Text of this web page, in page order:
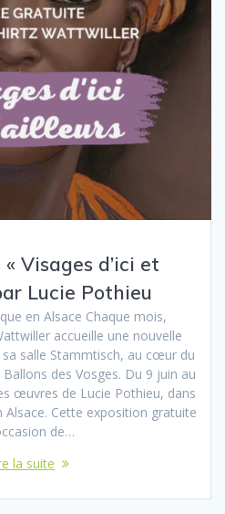
Visages d’ici et
Lucie Pothieu
en Alsace Chaque mois,
accueille une nouvelle
salle Stammtisch, au cœur du
des Vosges. Du 9 juin au
œuvres de Lucie Pothieu, dans
Alsace. Cette exposition gratuite
de…
la suite